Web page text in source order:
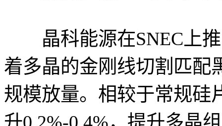
晶科能源在SNEC上推
着多晶的金刚线切割匹配
规模放量。相较于常规硅